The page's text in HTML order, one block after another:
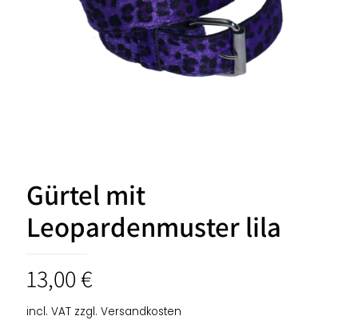
Gürtel mit
Leopardenmuster lila
13,00€
incl. VAT zzgl. Versandkosten